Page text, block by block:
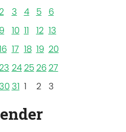
2 3 4 5
6
9 10 11 12 13
17 18 19 20
23 24 25 26 27
30 31 1 2 3